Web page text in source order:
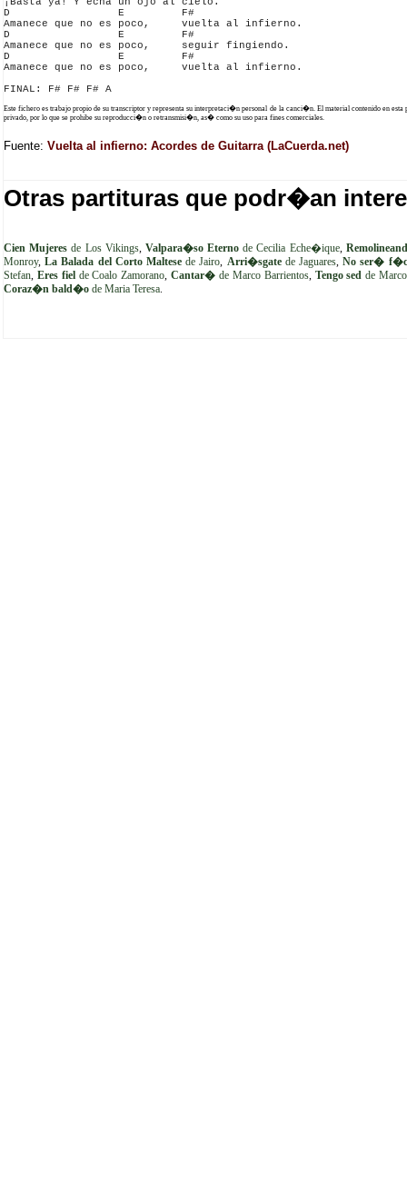
D                 E         F#
Amanece que no es poco,     vuelta al infierno.
D                 E         F#
Amanece que no es poco,     seguir fingiendo.
D                 E         F#
Amanece que no es poco,     vuelta al infierno.
Este fichero es trabajo propio de su transcriptor y representa su interpretaci�n personal de la canci�n. El material contenido en esta
privado, por lo que se prohibe su reproducci�n o retransmisi�n, as� como su uso para fines comerciales.
Fuente: Vuelta al infierno: Acordes de Guitarra (LaCuerda.net)
Otras partituras que podr�an
Cien Mujeres de Los Vikings, Valpara�so Eterno de Cecilia Eche�ique,
Monroy,La Balada del Corto Maltese de Jairo, Arri�sgatede Jaguares,No ser�
Stefan, Eres fielde Coalo Zamorano,Cantar� de Marco Barrientos, Tengo sed de
Coraz�n bald�o de Maria Teresa.